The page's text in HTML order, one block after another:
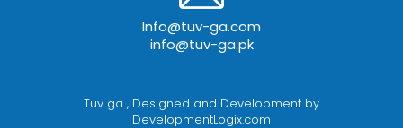
Info@tuv-ga.com
info@tuv-ga.pk
Tuv ga , Designed and Development by
DevelopmentLogix.com